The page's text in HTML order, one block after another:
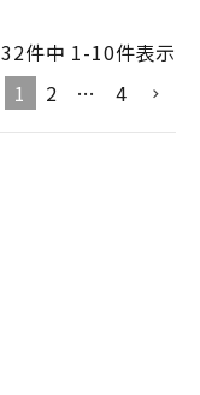
32件中 1-10件表示
1
2 … 4